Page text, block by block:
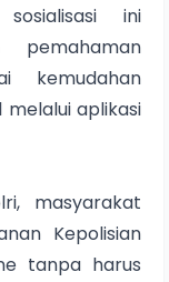
ini
pemahaman
kemudahan
melalui aplikasi
masyarakat
Kepolisian
tanpa harus